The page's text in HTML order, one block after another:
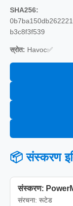
SHA256:
b3c8f3f539
स्रोत: Havoc✅
📦 संस्करण
संस्करण:
संरचना: रूटेड